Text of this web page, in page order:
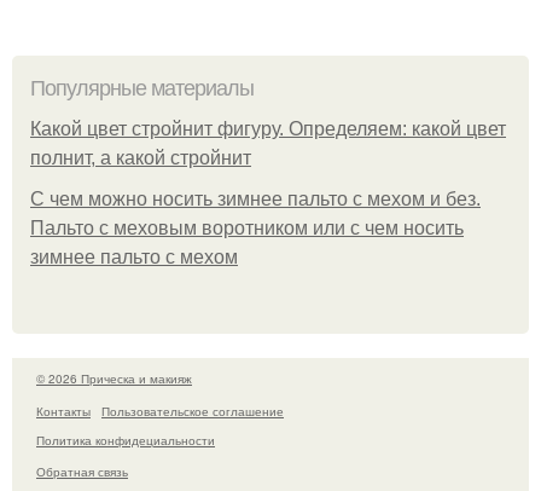
Популярные материалы
Какой цвет стройнит фигуру. Определяем: какой цвет
полнит, а какой стройнит
C чем можно носить зимнее пальто с мехом и без.
Пальто с меховым воротником или с чем носить
зимнее пальто с мехом
© 2026 Прическа и макияж
Контакты
Пользовательское соглашение
Политика конфидециальности
Обратная связь